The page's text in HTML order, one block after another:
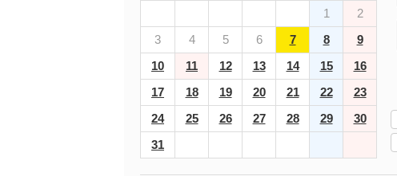
1
2
3
4 5 6 7 8
9
10
11 12 13 14 15
16
17
18 19 20 21 22
23
24
25 26 27 28 29
30
31